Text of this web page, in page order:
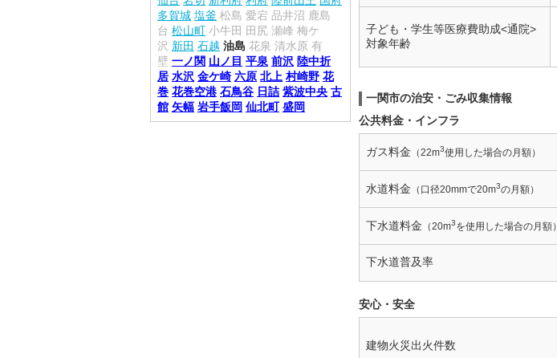
子ども・学生等医療費助成<通院>
対象年齢
一関市の治安・ごみ収集情報
公共料金・インフラ
ガス料金 （22m3使用した場合の月額）
水道料金 （口径20mmで20m3の月額）
下水道料金 （20m3を使用した場合の月額）
下水道普及率
安心・安全
建物火災出火件数
多賀城 塩釜 松島 愛宕 品井沼 鹿島
台 松山町 小牛田 田尻 瀬峰 梅ケ
沢 新田 石越 油島 花泉 清水原 有
壁 一ノ関 山ノ目 平泉 前沢 陸中折
居 水沢 金ケ崎 六原 北上 村崎野 花
巻 花巻空港 石鳥谷 日詰 紫波中央 古
館 矢幅 岩手飯岡 仙北町 盛岡